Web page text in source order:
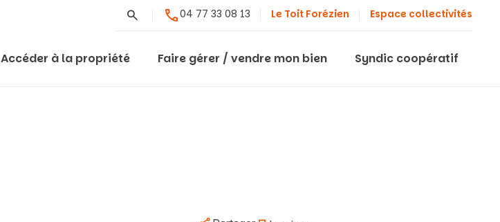
Rechercher04 77 33 08 13 Le Toit Forézien Espace collectivités
Accéder à la propriété Faire gérer / vendre mon bien Syndic coopératif